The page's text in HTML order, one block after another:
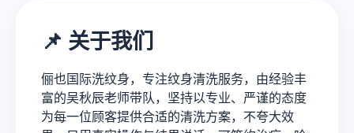
📌 关于我们
俪也国际洗纹身，专注纹身清洗服务，由经验丰
富的吴秋辰老师带队，坚持以专业、严谨的态度
为每一位顾客提供合适的清洗方案，不夸大效